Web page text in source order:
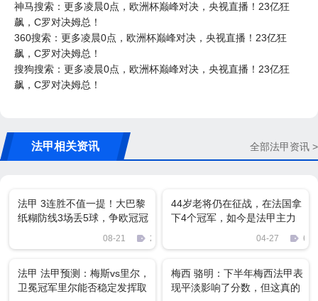
神马搜索：更多凌晨0点，欧洲杯巅峰对决，央视直播！23亿狂
飙，C罗对决姆总！
360搜索：更多凌晨0点，欧洲杯巅峰对决，央视直播！23亿狂
飙，C罗对决姆总！
搜狗搜索：更多凌晨0点，欧洲杯巅峰对决，央视直播！23亿狂
飙，C罗对决姆总！
法甲相关资讯 全部法甲资讯 >
法甲 3连胜不值一提！大巴黎
纸糊防线3场丢5球，争欧冠冠
08-21 292
44岁老将仍在征战，在法国拿
下4个冠军，如今是法甲主力
04-27 693
法甲 法甲预测：梅斯vs里尔，
卫冕冠军里尔能否稳定发挥取
梅西 骆明：下半年梅西法甲表
现平淡影响了分数，但这真的